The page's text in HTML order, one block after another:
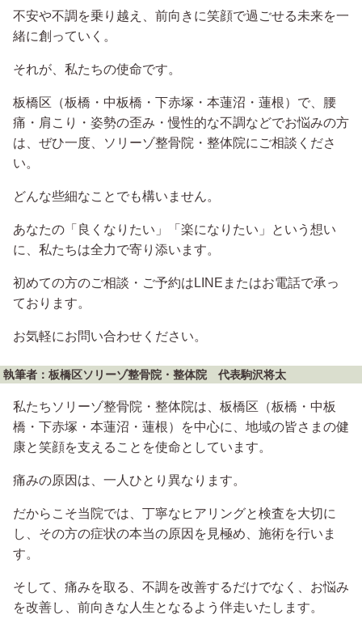
不安や不調を乗り越え、前向きに笑顔で過ごせる未来を一
緒に創っていく。
それが、私たちの使命です。
板橋区（板橋・中板橋・下赤塚・本蓮沼・蓮根）で、腰
痛・肩こり・姿勢の歪み・慢性的な不調などでお悩みの方
は、ぜひ一度、ソリーゾ整骨院・整体院にご相談くださ
い。
どんな些細なことでも構いません。
あなたの「良くなりたい」「楽になりたい」という想い
に、私たちは全力で寄り添います。
初めての方のご相談・ご予約はLINEまたはお電話で承っ
ております。
お気軽にお問い合わせください。
執筆者：板橋区ソリーゾ整骨院・整体院 代表駒沢将太
私たちソリーゾ整骨院・整体院は、板橋区（板橋・中板
橋・下赤塚・本蓮沼・蓮根）を中心に、地域の皆さまの健
康と笑顔を支えることを使命としています。
痛みの原因は、一人ひとり異なります。
だからこそ当院では、丁寧なヒアリングと検査を大切に
し、その方の症状の本当の原因を見極め、施術を行いま
す。
そして、痛みを取る、不調を改善するだけでなく、お悩み
を改善し、前向きな人生となるよう伴走いたします。